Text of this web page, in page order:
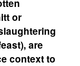
or
are
context to